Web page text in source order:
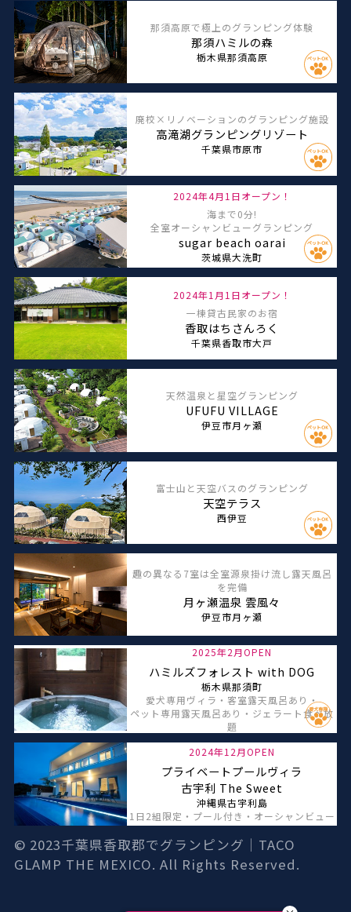
那須高原で極上のグランピング体験
那須ハミルの森
栃木県那須高原
廃校×リノベーションのグランピング施設
高滝湖グランピングリゾート
千葉県市原市
2024年4月1日オープン！
海まで0分!
全室オーシャンビューグランピング
sugar beach oarai
茨城県大洗町
2024年1月1日オープン！
一棟貸古民家のお宿
香取はちさんろく
千葉県香取市大戸
天然温泉と星空グランピング
UFUFU VILLAGE
伊豆市月ヶ瀬
富士山と天空バスのグランピング
天空テラス
西伊豆
趣の異なる7室は全室源泉掛け流し露天風呂
を完備
月ヶ瀬温泉 雲風々
伊豆市月ヶ瀬
2025年2月OPEN
ハミルズフォレスト with DOG
栃木県那須町
愛犬専用ヴィラ・客室露天風呂あり・
ペット専用露天風呂あり・ジェラート食べ放
題
2024年12月OPEN
プライベートプールヴィラ
古宇利 The Sweet
沖縄県古宇利島
1日2組限定・プール付き・オーシャンビュー
© 2023千葉県香取郡でグランピング｜TACO
GLAMP THE MEXICO. All Rights Reserved.